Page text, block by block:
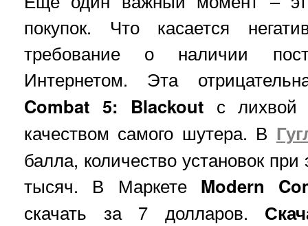
покупок. Что касается
требование о наличии
Интернетом. Эта
Combat 5: Blackoutс лихвой
качеством самого шутера. В
балла, количество установок
тысяч. В Маркете Modern
скачать за 7 долларов.